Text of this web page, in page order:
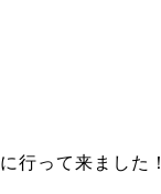
に行って来ました！